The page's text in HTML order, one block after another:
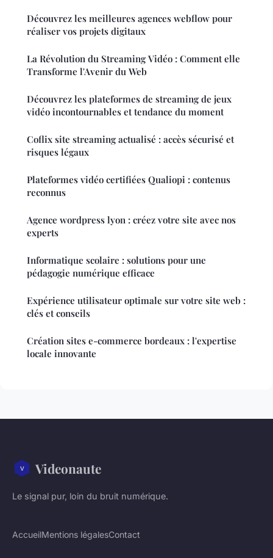
Découvrez les meilleures agences webflow pour
réaliser vos projets digitaux
La Révolution du Streaming Vidéo : Comment elle
Transforme l'Avenir du Web
Découvrez les plateformes de streaming de jeux
vidéo incontournables et tendance du moment
Coflix site streaming actualisé : accès sécurisé et
risques légaux
Plateformes vidéo certifiées Qualiopi : contenus
reconnus
Agence wordpress lyon : créez votre site avec nos
experts
Informatique scolaire : solutions pour une
pédagogie numérique efficace
Expérience utilisateur optimale sur votre site web :
clés et conseils
Création sites e-commerce bordeaux : l'expertise
locale innovante
Videonaute
Le signal pur, loin du bruit numérique.
AccueilMentions légalesContact